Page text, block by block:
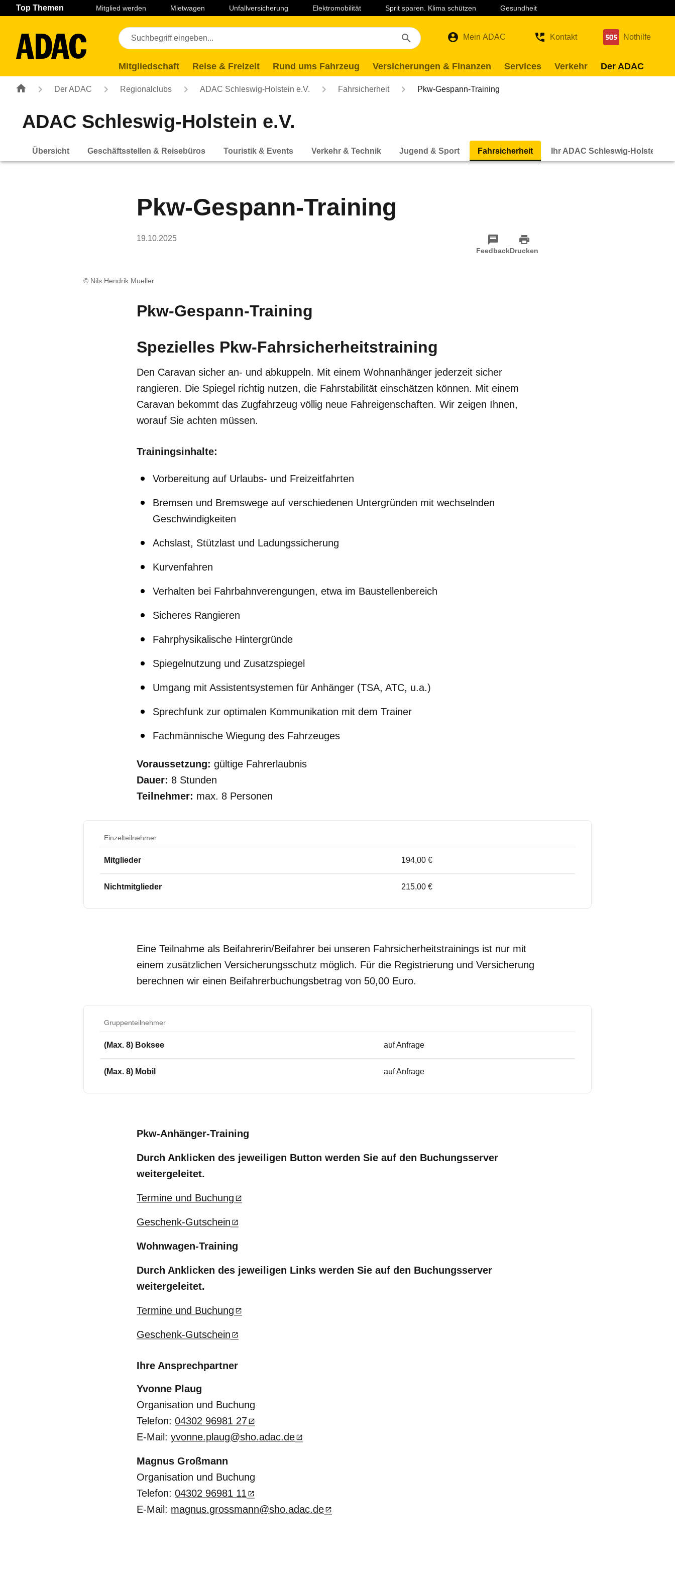
Navigation Seiteninhalt Fußzeile
Top Themen Mitglied werden Mietwagen Unfallversicherung Elektromobilität Sprit sparen. Klima schützen Gesundheit
Mein ADAC Kontakt Nothilfe
Mitgliedschaft Reise & Freizeit Rund ums Fahrzeug Versicherungen & Finanzen Services Verkehr Der ADAC
Der ADAC Regionalclubs ADAC Schleswig-Holstein e.V. Fahrsicherheit Pkw-Gespann-Training
ADAC Schleswig-Holstein e.V.
Übersicht Geschäftsstellen & Reisebüros Touristik & Events Verkehr & Technik Jugend & Sport Fahrsicherheit Ihr ADAC Schleswig-Holstein
Pkw-Gespann-Training
19.10.2025
FeedbackDrucken
© Nils Hendrik Mueller
Pkw-Gespann-Training
Spezielles Pkw-Fahrsicherheitstraining
Den Caravan sicher an- und abkuppeln. Mit einem Wohnanhänger jederzeit sicher
rangieren. Die Spiegel richtig nutzen, die Fahrstabilität einschätzen können. Mit einem
Caravan bekommt das Zugfahrzeug völlig neue Fahreigenschaften. Wir zeigen Ihnen,
worauf Sie achten müssen.
Trainingsinhalte:
Vorbereitung auf Urlaubs- und Freizeitfahrten
Bremsen und Bremswege auf verschiedenen Untergründen mit wechselnden
Geschwindigkeiten
Achslast, Stützlast und Ladungssicherung
Kurvenfahren
Verhalten bei Fahrbahnverengungen, etwa im Baustellenbereich
Sicheres Rangieren
Fahrphysikalische Hintergründe
Spiegelnutzung und Zusatzspiegel
Umgang mit Assistentsystemen für Anhänger (TSA, ATC, u.a.)
Sprechfunk zur optimalen Kommunikation mit dem Trainer
Fachmännische Wiegung des Fahrzeuges
Voraussetzung: gültige Fahrerlaubnis
Dauer: 8 Stunden
Teilnehmer: max. 8 Personen
Einzelteilnehmer
Mitglieder 194,00 €
Nichtmitglieder 215,00 €
Eine Teilnahme als Beifahrerin/Beifahrer bei unseren Fahrsicherheitstrainings ist nur mit
einem zusätzlichen Versicherungsschutz möglich. Für die Registrierung und Versicherung
berechnen wir einen Beifahrerbuchungsbetrag von 50,00 Euro.
Gruppenteilnehmer
(Max. 8) Boksee auf Anfrage
(Max. 8) Mobil auf Anfrage
Pkw-Anhänger-Training
Durch Anklicken des jeweiligen Button werden Sie auf den Buchungsserver
weitergeleitet.
Termine und Buchung
Geschenk-Gutschein
Wohnwagen-Training
Durch Anklicken des jeweiligen Links werden Sie auf den Buchungsserver
weitergeleitet.
Termine und Buchung
Geschenk-Gutschein
Ihre Ansprechpartner
Yvonne Plaug
Organisation und Buchung
Telefon: 04302 96981 27
E-Mail: yvonne.plaug@sho.adac.de
Magnus Großmann
Organisation und Buchung
Telefon: 04302 96981 11
E-Mail: magnus.grossmann@sho.adac.de